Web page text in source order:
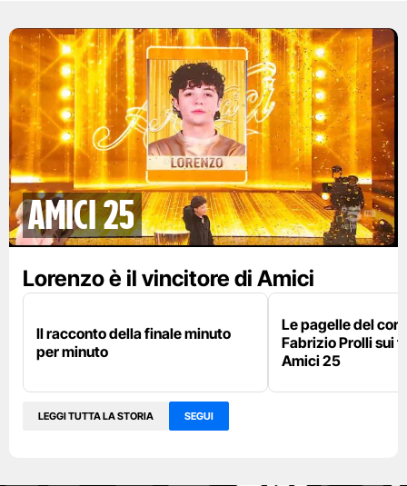
AMICI 25
Lorenzo è il vincitore di Amici
Il racconto della finale minuto
per minuto
Le pagelle del
Fabrizio Prolli sui
Amici 25
LEGGI TUTTA LA STORIA SEGUI